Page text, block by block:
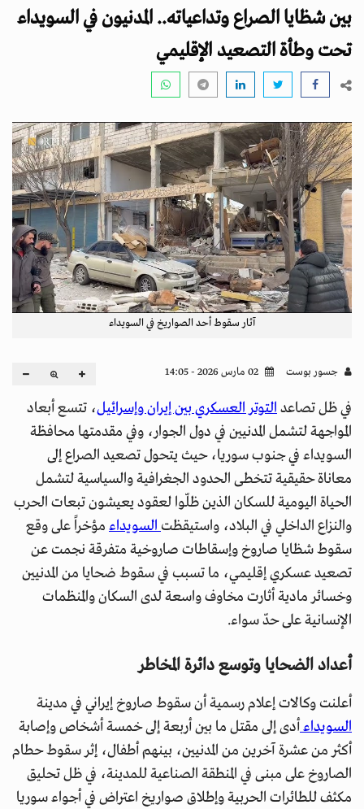
g
a
n
بين شظايا الصراع وتداعياته.. المدنيون في السويداء
تحت وطأة التصعيد الإقليمي
آثار سقوط أحد الصواريخ في السويداء
جسور بوست
في ظل تصاعدالتوتر العسكري بين إيران وإسرائيل، تتسع أبعاد
المواجهة لتشمل المدنيين في دول الجوار، وفي مقدمتها محافظة
السويداء في جنوب سوريا، حيث يتحول تصعيد الصراع إلى
معاناة حقيقية تتخطى الحدود الجغرافية والسياسية لتشمل
الحياة اليومية للسكان الذين ظلّوا لعقود يعيشون تبعات الحرب
والنزاع الداخلي في البلاد، واستيقظتالسويداء مؤخراً على وقع
سقوط شظايا صاروخ وإسقاطات صاروخية متفرقة نجمت عن
تصعيد عسكري إقليمي، ما تسبب في سقوط ضحايا من المدنيين
وخسائر مادية أثارت مخاوف واسعة لدى السكان والمنظمات
الإنسانية على حدّ سواء.
أعداد الضحايا وتوسع دائرة المخاطر
أعلنت وكالات إعلام رسمية أن سقوط صاروخ إيراني في مدينة
السويداءأدى إلى مقتل ما بين أربعة إلى خمسة أشخاص وإصابة
أكثر من عشرة آخرين من المدنيين، بينهم أطفال، إثر سقوط حطام
الصاروخ على مبنى في المنطقة الصناعية للمدينة، في ظل تحليق
مكثف للطائرات الحربية وإطلاق صواريخ اعتراض في أجواء سوريا